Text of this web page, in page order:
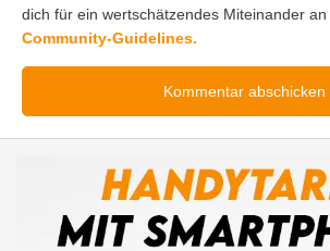
dich für ein wertschätzendes Miteinander an
Community-Guidelines.